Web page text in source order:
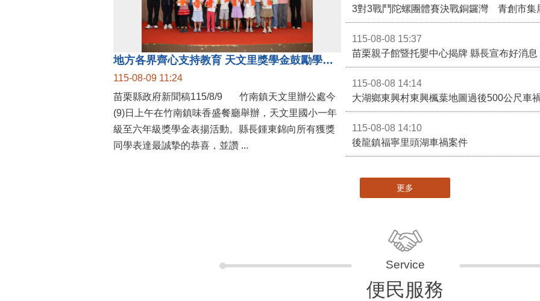
地方各界齊心支持教育 天文里獎學金鼓勵學童勇敢追夢
115-08-09 11:24
苗栗縣政府新聞稿115/8/9 竹南鎮天文里辦公處今
(9)日上午在竹南鎮味香盛餐廳舉辦，天文里國小一年
級至六年級獎學金表揚活動。縣長鍾東錦向所有獲獎
同學表達最誠摯的恭喜，並讚 ...
3對3戰鬥陀螺團體賽決戰銅鑼灣 青創市集
115-08-08 15:37
苗栗親子館暨托嬰中心揭牌 縣長宣布好消
115-08-08 14:14
大湖鄉東興村東興楓葉地圖過後500公尺車
115-08-08 14:10
後龍鎮福寧里頭湖車禍案件
更多
便民服務